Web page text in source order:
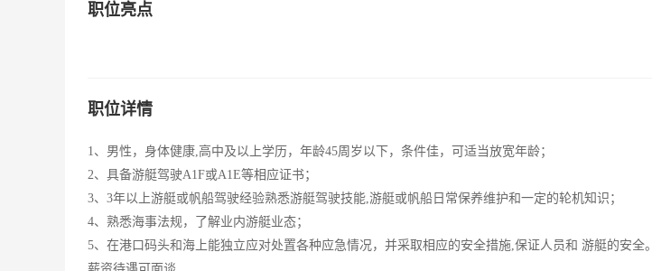
职位亮点
职位详情
1、男性，身体健康,高中及以上学历，年龄45周岁以下，条件佳，可适当放宽年龄；
2、具备游艇驾驶A1F或A1E等相应证书；
3、3年以上游艇或帆船驾驶经验熟悉游艇驾驶技能,游艇或帆船日常保养维护和一定的轮机知识；
4、熟悉海事法规，了解业内游艇业态；
5、在港口码头和海上能独立应对处置各种应急情况，并采取相应的安全措施,保证人员和 游艇的安全。